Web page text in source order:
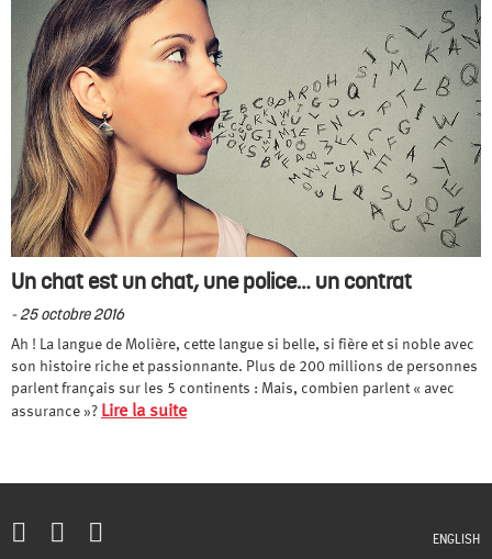
Un chat est un chat, une police… un contrat
- 25 octobre 2016
Ah ! La langue de Molière, cette langue si belle, si fière et si noble avec
son histoire riche et passionnante. Plus de 200 millions de personnes
parlent français sur les 5 continents : Mais, combien parlent « avec
assurance »? Lire la suite
ENGLISH